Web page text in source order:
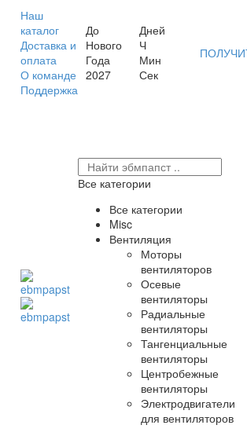
Наш
каталог
Доставка и
оплата
О команде
Поддержка
До
Нового
Года
2027
Дней
Ч
Мин
Сек
Все категории
Все категории
Misc
Вентиляция
Моторы
вентиляторов
Осевые
вентиляторы
Радиальные
вентиляторы
Тангенциальные
вентиляторы
Центробежные
вентиляторы
Электродвигатели
для вентиляторов